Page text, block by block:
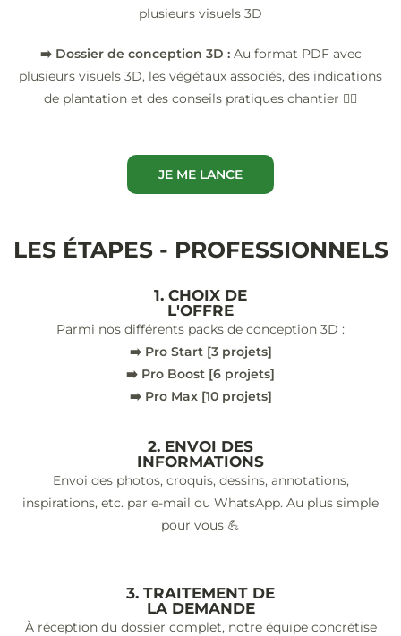
plusieurs visuels 3D
➡️ Dossier de conception 3D :Au format PDF avec
plusieurs visuels 3D, les végétaux associés, des indications
de plantation et des conseils pratiques chantier 👷‍♂️
JE ME LANCE
LES ÉTAPES - PROFESSIONNELS
1. CHOIX DE
L'OFFRE
Parmi nos différents packs de conception 3D :
➡️ Pro Start [3 projets]
➡️ Pro Boost [6 projets]
➡️ Pro Max [10 projets]
2. ENVOI DES
INFORMATIONS
Envoi des photos, croquis, dessins, annotations,
inspirations, etc. par e-mail ou WhatsApp. Au plus simple
pour vous 💪
3. TRAITEMENT DE
LA DEMANDE
À réception du dossier complet, notre équipe concrétise